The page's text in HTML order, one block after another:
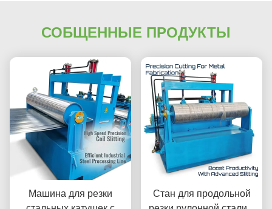
СОБЩЕННЫЕ ПРОДУКТЫ
Машина для резки
Стан для продольной